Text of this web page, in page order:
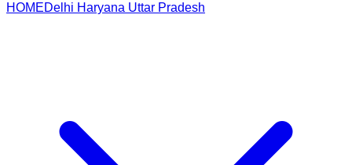
HOMEDelhi Haryana Uttar Pradesh